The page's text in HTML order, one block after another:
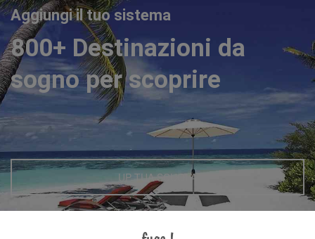
Aggiungi il tuo sistema
800+ Destinazioni da
sogno per scoprire
UP TUA SCUOLA